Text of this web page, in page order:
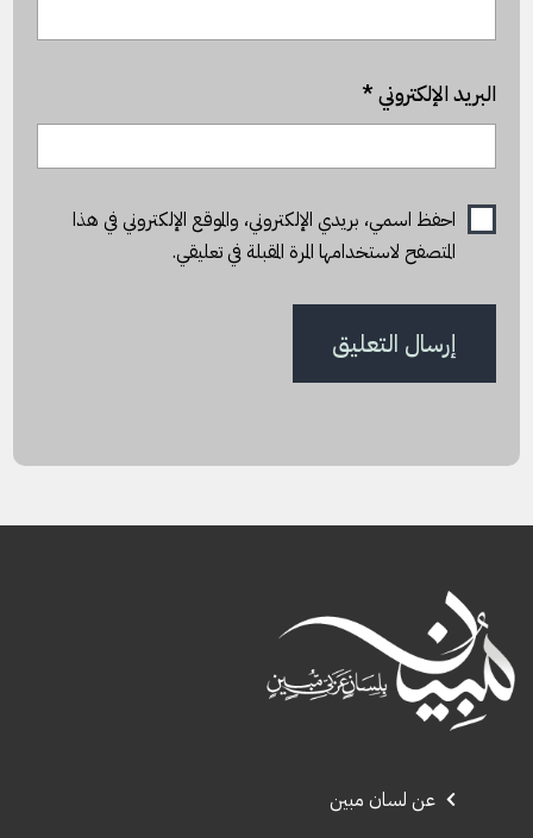
البريد الإلكتروني*
احفظ اسمي، بريدي الإلكتروني، والموقع الإلكتروني في هذا
المتصفح لاستخدامها المرة المقبلة في تعليقي.
عن لسان مبين